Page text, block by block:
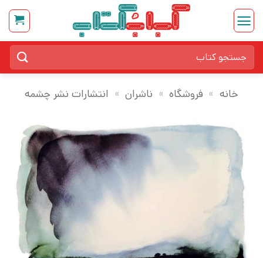
Skip
content
برای:
خانه » فروشگاه » ناشران » انتشارات نشر چشمه